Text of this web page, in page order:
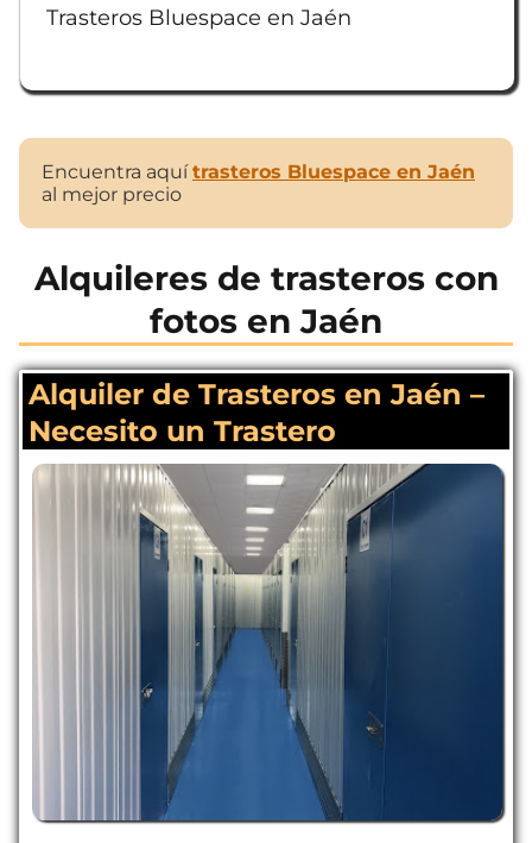
Trasteros Bluespace en Jaén
Encuentra aquítrasteros Bluespace en Jaén
al mejor precio
Alquileres de trasteros con
fotos en Jaén
Alquiler de Trasteros en Jaén –
Necesito un Trastero